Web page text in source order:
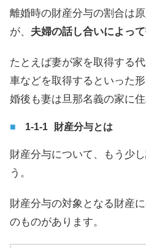
離婚時の財産分与の割合は
が、 夫婦の話し合いによっ
たとえば妻が家を取得する
車などを取得するといった
婚後も妻は旦那名義の家に住
財産分与とは
財産分与について、もう少
う。
財産分与の対象となる財産
のものがあります。